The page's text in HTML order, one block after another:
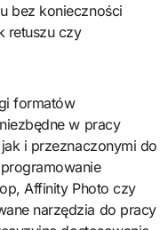
bez konieczności
retuszu czy
formatów
w pracy
i przeznaczonymi do
Affinity Photo czy
narzędzia do pracy